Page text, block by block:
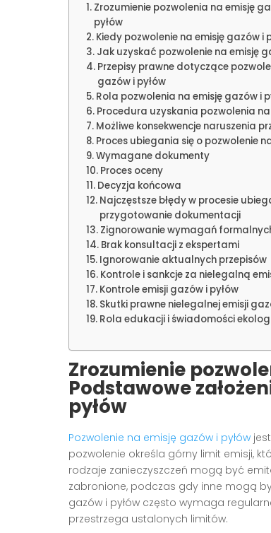
Zrozumienie pozwolenia na emisję
pyłów
Kiedy pozwolenie na emisję gazów i
Jak uzyskać pozwolenie na emisję
Przepisy prawne dotyczące
gazów i pyłów
Rola pozwolenia na emisję gazów i
Procedura uzyskania pozwolenia
Możliwe konsekwencje naruszenia
Proces ubiegania się o pozwolenie
Wymagane dokumenty
Proces oceny
Decyzja końcowa
Najczęstsze błędy w procesie
przygotowanie dokumentacji
Zignorowanie wymagań
Brak konsultacji z ekspertami
Ignorowanie aktualnych przepisów
Kontrole i sankcje za nielegalną
Kontrole emisji gazów i pyłów
Skutki prawne nielegalnej emisji
Rola edukacji i świadomości
Zrozumienie
Podstawowe
pyłów
Pozwolenie na emisję gazów i pyłów
pozwolenie określa górny limit emisji,
rodzaje zanieczyszczeń mogą być
zabronione, podczas gdy inne mogą
gazów i pyłów często wymaga
przestrzega ustalonych limitów.